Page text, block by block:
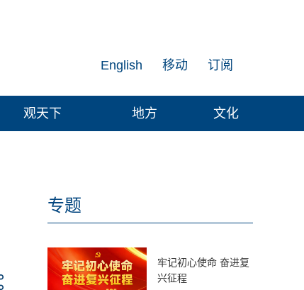
订阅
移动
English
观天下 地方 文化
专题
牢记初心使命 奋进复
兴征程